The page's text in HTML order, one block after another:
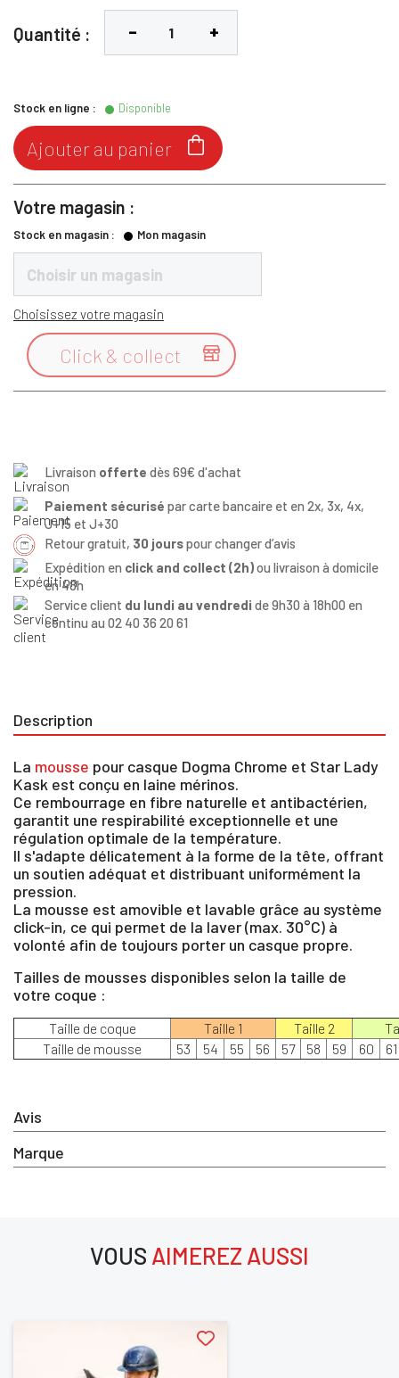
Quantité :
Stock en ligne : Disponible

Ajouter au panier
Votre magasin :
Stock en magasin : Mon magasin
Choisir un magasin
Choisissez votre magasin

Click & collect
Livraison offerte dès 69€ d'achat
Paiement sécurisé par carte bancaire et en 2x, 3x, 4x,
J+15 et J+30
Retour gratuit, 30 jourspour changer d’avis
Expédition en click and collect (2h)ou livraison à domicile
en 48h
Service client du lundi au vendredi de 9h30 à 18h00 en
continu au 02 40 36 20 61
Description
Avis
Marque
La mousse pour casque Dogma Chrome et Star Lady
Kask est conçu en laine mérinos.
Ce rembourrage en fibre naturelle et antibactérien,
garantit une respirabilité exceptionnelle et une
régulation optimale de la température.
Il s'adapte délicatement à la forme de la tête, offrant
un soutien adéquat et distribuant uniformément la
pression.
La mousse est amovible et lavable grâce au système
click-in, ce qui permet de la laver (max. 30°C) à
volonté afin de toujours porter un casque propre.
Tailles de mousses disponibles selon la taille de
votre coque :
Taille de coque Taille 1 Taille 2
Taille de mousse
53 54 55 56 57 58 59 60 61
VOUS AIMEREZ AUSSI
Vous devez être connecté pour enregistrer des produits dans
votre liste d'envie